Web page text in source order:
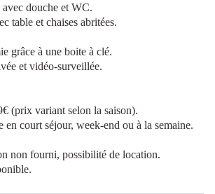
douche et WC.
table et chaises abritées.
grâce à une boite à clé.
et vidéo-surveillée.
(prix variant selon la saison).
en court séjour, week-end ou à la semaine.
non fourni, possibilité de location.